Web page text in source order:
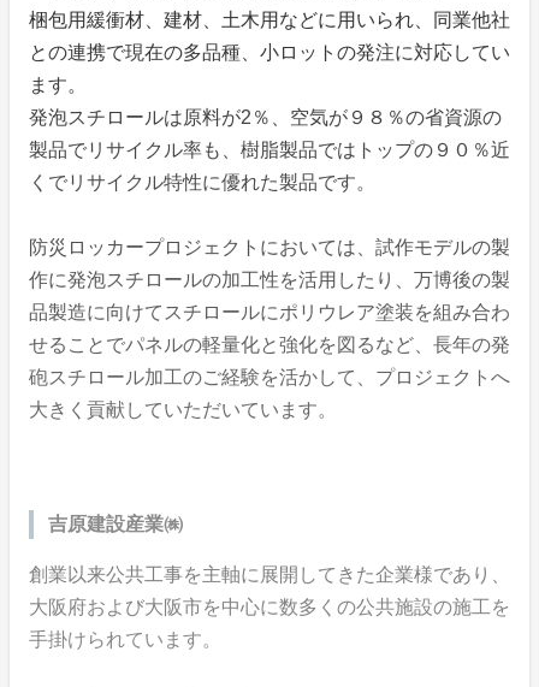
梱包用緩衝材、建材、土木用などに用いられ、同業他社
との連携で現在の多品種、小ロットの発注に対応してい
ます。
発泡スチロールは原料が2％、空気が９８％の省資源の
製品でリサイクル率も、樹脂製品ではトップの９０％近
くでリサイクル特性に優れた製品です。
防災ロッカープロジェクトにおいては、試作モデルの製
作に発泡スチロールの加工性を活用したり、万博後の製
品製造に向けてスチロールにポリウレア塗装を組み合わ
せることでパネルの軽量化と強化を図るなど、長年の発
砲スチロール加工のご経験を活かして、プロジェクトへ
大きく貢献していただいています。
吉原建設産業㈱
創業以来公共工事を主軸に展開してきた企業様であり、
大阪府および大阪市を中心に数多くの公共施設の施工を
手掛けられています。